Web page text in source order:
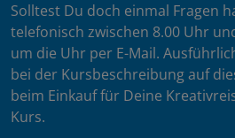
Solltest Du doch einmal Fragen
telefonisch zwischen 8.00 Uhr
um die Uhr per E-Mail.
bei der Kursbeschreibung auf
beim Einkauf für Deine
Kurs.